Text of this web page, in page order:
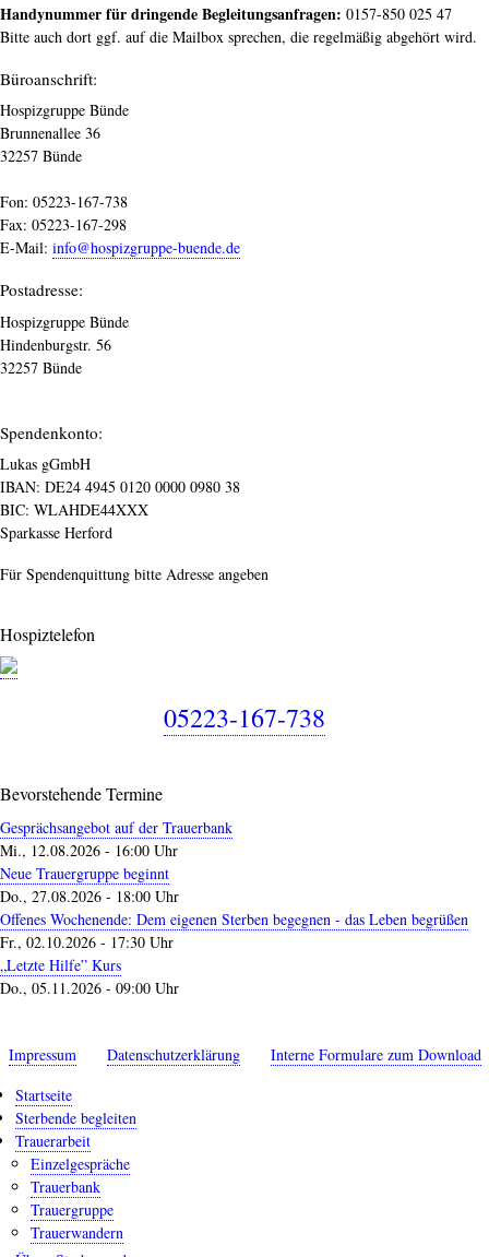
Handynummer für dringende Begleitungsanfragen: 0157-850 025 47
Bitte auch dort ggf. auf die Mailbox sprechen, die regelmäßig abgehört wird.
Büroanschrift:
Hospizgruppe Bünde
Brunnenallee 36
32257 Bünde
Fon: 05223-167-738
Fax: 05223-167-298
E-Mail: info@hospizgruppe-buende.de
Postadresse:
Hospizgruppe Bünde
Hindenburgstr. 56
32257 Bünde
Spendenkonto:
Lukas gGmbH
IBAN: DE24 4945 0120 0000 0980 38
BIC: WLAHDE44XXX
Sparkasse Herford
Für Spendenquittung bitte Adresse angeben
Hospiztelefon
05223-167-738
Bevorstehende Termine
Gesprächsangebot auf der Trauerbank
Mi., 12.08.2026 - 16:00 Uhr
Neue Trauergruppe beginnt
Do., 27.08.2026 - 18:00 Uhr
Offenes Wochenende: Dem eigenen Sterben begegnen - das Leben begrüßen
Fr., 02.10.2026 - 17:30 Uhr
„Letzte Hilfe” Kurs
Do., 05.11.2026 - 09:00 Uhr
Impressum Datenschutzerklärung
Interne Formulare zum Download
Startseite
Sterbende begleiten
Trauerarbeit
Einzelgespräche
Trauerbank
Trauergruppe
Trauerwandern